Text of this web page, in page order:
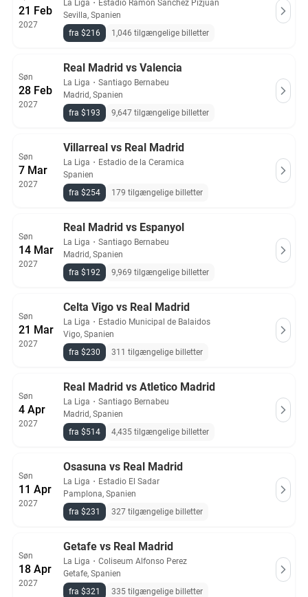
21 Feb
2027
La Liga ・ Estadio Ramon Sanchez Pizjuan
Sevilla, Spanien
fra $216
1,046 tilgængelige billetter
Søn
28 Feb
2027
Real Madrid vs Valencia
La Liga ・ Santiago Bernabeu
Madrid, Spanien
fra $193
9,647 tilgængelige billetter
Søn
7 Mar
2027
Villarreal vs Real Madrid
La Liga ・ Estadio de la Ceramica
Spanien
fra $254
179 tilgængelige billetter
Søn
14 Mar
2027
Real Madrid vs Espanyol
La Liga ・ Santiago Bernabeu
Madrid, Spanien
fra $192
9,969 tilgængelige billetter
Søn
21 Mar
2027
Celta Vigo vs Real Madrid
La Liga ・ Estadio Municipal de Balaidos
Vigo, Spanien
fra $230
311 tilgængelige billetter
Søn
4 Apr
2027
Real Madrid vs Atletico Madrid
La Liga ・ Santiago Bernabeu
Madrid, Spanien
fra $514
4,435 tilgængelige billetter
Søn
11 Apr
2027
Osasuna vs Real Madrid
La Liga ・ Estadio El Sadar
Pamplona, Spanien
fra $231
327 tilgængelige billetter
Søn
18 Apr
2027
Getafe vs Real Madrid
La Liga ・ Coliseum Alfonso Perez
Getafe, Spanien
fra $321
335 tilgængelige billetter